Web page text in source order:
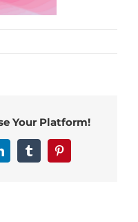
Your Platform!
TumblrPinterest